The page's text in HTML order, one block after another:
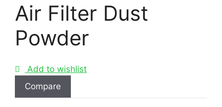
Air Filter Dust
Powder
Add to wishlist
Compare